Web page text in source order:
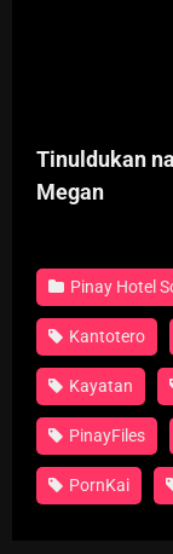
Tinuldukan
Megan
Pinay Hotel
Kantotero
Kayatan
PinayFiles
PornKai